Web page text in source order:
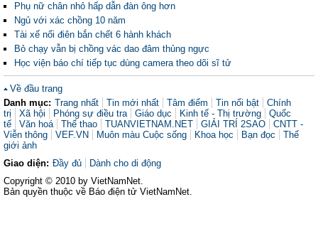
Phụ nữ chân nhỏ hấp dẫn đàn ông hơn
Ngủ với xác chồng 10 năm
Tài xế nổi điên bắn chết 6 hành khách
Bỏ chạy vẫn bị chồng vác dao đâm thủng ngực
Học viện báo chí tiếp tục dùng camera theo dõi sĩ tử
Về đầu trang
Danh mục: Trang nhất Tin mới nhất Tâm điểm Tin nổi bật
Chính
trị
Xã hội Phóng sự điều tra Giáo dục Kinh tế - Thị trường
Quốc
tế
Văn hoá Thể thao TUANVIETNAM.NET GIẢI TRÍ 2SAO
CNTT -
Viễn thông
VEF.VN Muôn màu Cuộc sống Khoa học Bạn đọc
Thế
giới ảnh
Giao diện: Đầy đủ
Dành cho di động
Copyright © 2010 by VietNamNet.
Bản quyền thuộc về Báo điện tử VietNamNet.